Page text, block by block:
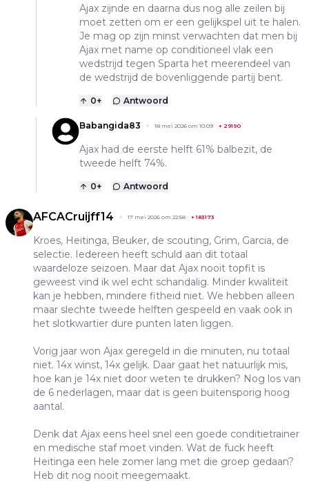
Ajax zijnde en daarna dus nog alle zeilen bij
moet zetten om er een gelijkspel uit te halen.
Je mag op zijn minst verwachten dat men bij
Ajax met name op conditioneel vlak een
wedstrijd tegen Sparta het meerendeel van
de wedstrijd de bovenliggende partij bent.
0+ Antwoord
Babangida83 18 mei 2026 om 10:09 + 29190
Ajax had de eerste helft 61% balbezit, de
tweede helft 74%.
0+ Antwoord
AFCACruijff14 17 mei 2026 om 22:58 +183173
Kroes, Heitinga, Beuker, de scouting, Grim, Garcia, de
selectie. Iedereen heeft schuld aan dit totaal
waardeloze seizoen. Maar dat Ajax nooit topfit is
geweest vind ik wel echt schandalig. Minder kwaliteit
kan je hebben, mindere fitheid niet. We hebben alleen
maar slechte tweede helften gespeeld en vaak ook in
het slotkwartier dure punten laten liggen.
Vorig jaar won Ajax geregeld in die minuten, nu totaal
niet. 14x winst, 14x gelijk. Daar gaat het natuurlijk mis,
hoe kan je 14x niet door weten te drukken? Nog los van
de 6 nederlagen, maar dat is geen buitensporig hoog
aantal.
Denk dat Ajax eens heel snel een goede conditietrainer
en medische staf moet vinden. Wat de fuck heeft
Heitinga een hele zomer lang met die groep gedaan?
Heb dit nog nooit meegemaakt.